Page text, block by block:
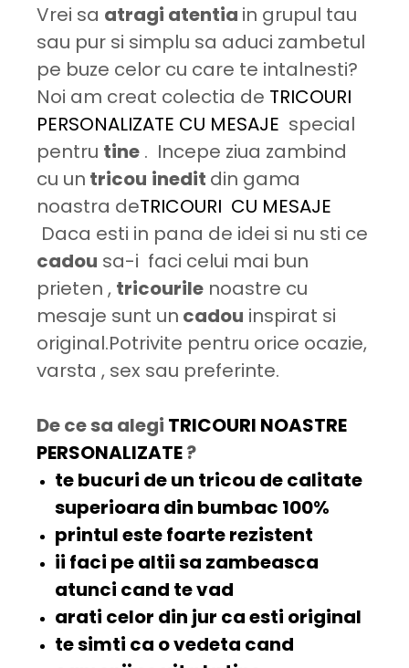
Vrei sa atragi atentia in grupul tau
sau pur si simplu sa aduci zambetul
pe buze celor cu care te intalnesti?
Noi am creat colectia de TRICOURI
PERSONALIZATE CU MESAJE special
pentru tine . Incepe ziua zambind
cu un tricou inedit din gama
noastra deTRICOURI CU MESAJE
Daca esti in pana de idei si nu sti ce
cadou sa-i faci celui mai bun
prieten , tricourile noastre cu
mesaje sunt un cadou inspirat si
original.Potrivite pentru orice ocazie,
varsta , sex sau preferinte.
De ce sa alegi TRICOURI NOASTRE
PERSONALIZATE?
te bucuri de un tricou decalitate
superioara din bumbac 100%
printul estefoarte rezistent
ii faci pe altii sa zambeasca
atunci cand te vad
arati celor din jur ca esti original
te simti ca ovedeta cand